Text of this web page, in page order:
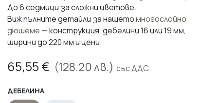
До 6 седмици за сложни цветове.
Виж пълните детайли за нашетомногослойно
дюшеме — конструкция, дебелини 16 или 19 мм,
ширини до 220 мм и цени.
65,55 € (128.20лв.) със ДДС
ДЕБЕЛИНА